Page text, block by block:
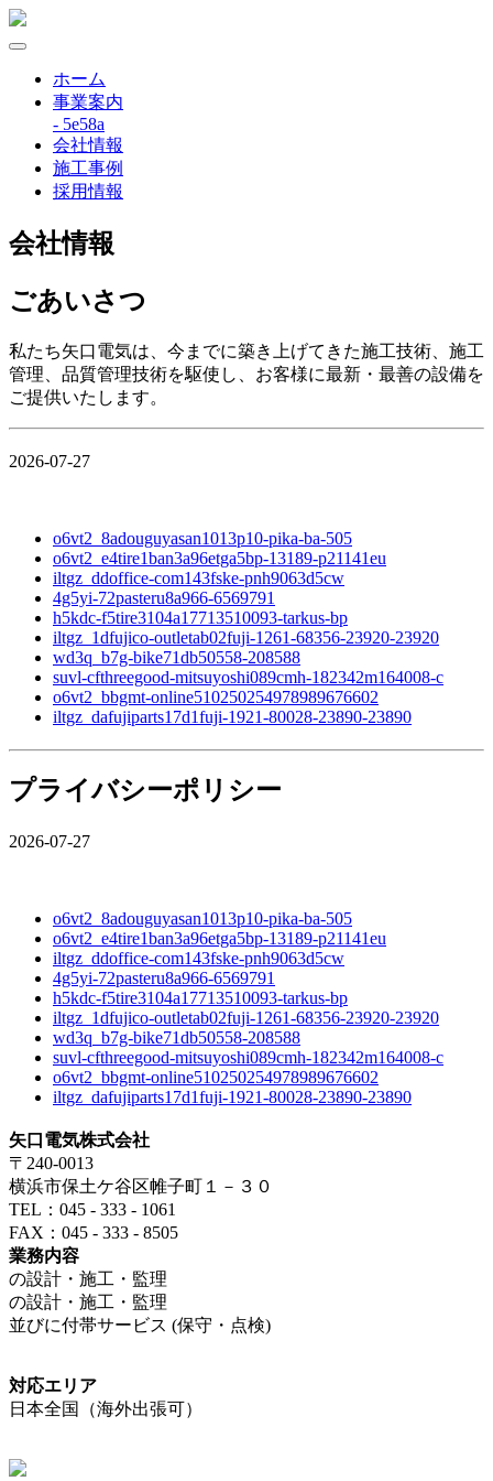
ホーム
事業案内
- 5e58a
会社情報
施工事例
採用情報
会社情報
ごあいさつ
私たち矢口電気は、今までに築き上げてきた施工技術、施工
管理、品質管理技術を駆使し、お客様に最新・最善の設備を
ご提供いたします。
2026-07-27
o6vt2_8adouguyasan1013p10-pika-ba-505
o6vt2_e4tire1ban3a96etga5bp-13189-p21141eu
iltgz_ddoffice-com143fske-pnh9063d5cw
4g5yi-72pasteru8a966-6569791
h5kdc-f5tire3104a17713510093-tarkus-bp
iltgz_1dfujico-outletab02fuji-1261-68356-23920-23920
wd3q_b7g-bike71db50558-208588
suvl-cfthreegood-mitsuyoshi089cmh-182342m164008-c
o6vt2_bbgmt-online510250254978989676602
iltgz_dafujiparts17d1fuji-1921-80028-23890-23890
プライバシーポリシー
2026-07-27
o6vt2_8adouguyasan1013p10-pika-ba-505
o6vt2_e4tire1ban3a96etga5bp-13189-p21141eu
iltgz_ddoffice-com143fske-pnh9063d5cw
4g5yi-72pasteru8a966-6569791
h5kdc-f5tire3104a17713510093-tarkus-bp
iltgz_1dfujico-outletab02fuji-1261-68356-23920-23920
wd3q_b7g-bike71db50558-208588
suvl-cfthreegood-mitsuyoshi089cmh-182342m164008-c
o6vt2_bbgmt-online510250254978989676602
iltgz_dafujiparts17d1fuji-1921-80028-23890-23890
矢口電気株式会社
〒240-0013
横浜市保土ケ谷区帷子町１－３０
TEL：045 - 333 - 1061
FAX：045 - 333 - 8505
業務内容
の設計・施工・監理
の設計・施工・監理
並びに付帯サービス (保守・点検)
対応エリア
日本全国（海外出張可）